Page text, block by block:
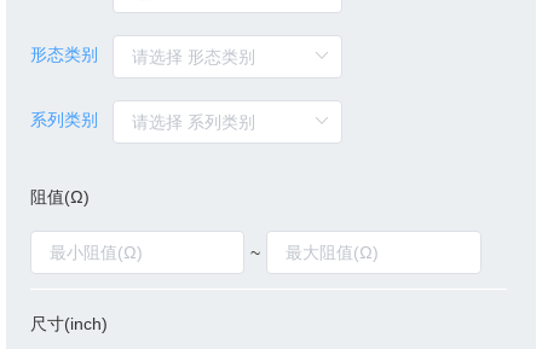
形态类别
系列类别
阻值(Ω)
~
尺寸(inch)